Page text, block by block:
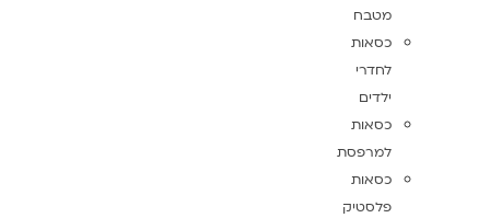
מטבח
כסאות
לחדרי
ילדים
כסאות
למרפסת
כסאות
פלסטיק